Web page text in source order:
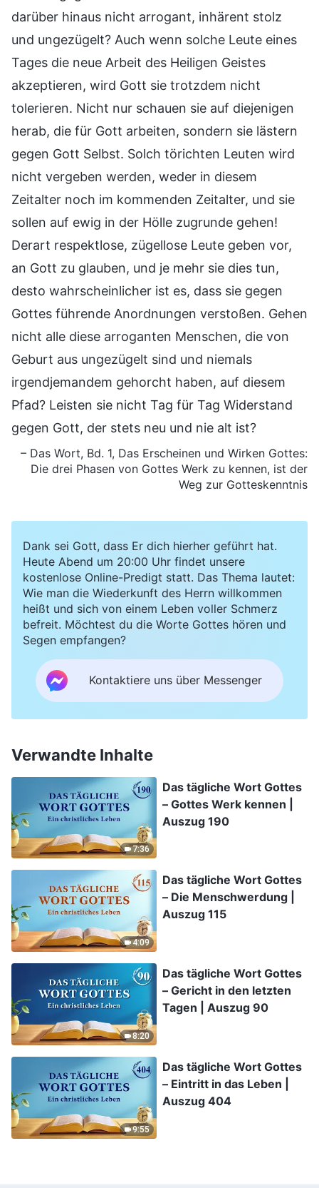
darüber hinaus nicht arrogant, inhärent stolz
und ungezügelt? Auch wenn solche Leute eines
Tages die neue Arbeit des Heiligen Geistes
akzeptieren, wird Gott sie trotzdem nicht
tolerieren. Nicht nur schauen sie auf diejenigen
herab, die für Gott arbeiten, sondern sie lästern
gegen Gott Selbst. Solch törichten Leuten wird
nicht vergeben werden, weder in diesem
Zeitalter noch im kommenden Zeitalter, und sie
sollen auf ewig in der Hölle zugrunde gehen!
Derart respektlose, zügellose Leute geben vor,
an Gott zu glauben, und je mehr sie dies tun,
desto wahrscheinlicher ist es, dass sie gegen
Gottes führende Anordnungen verstoßen. Gehen
nicht alle diese arroganten Menschen, die von
Geburt aus ungezügelt sind und niemals
irgendjemandem gehorcht haben, auf diesem
Pfad? Leisten sie nicht Tag für Tag Widerstand
gegen Gott, der stets neu und nie alt ist?
– Das Wort, Bd. 1, Das Erscheinen und Wirken Gottes:
Die drei Phasen von Gottes Werk zu kennen, ist der
Weg zur Gotteskenntnis
Dank sei Gott, dass Er dich hierher geführt hat.
Heute Abend um 20:00 Uhr findet unsere
kostenlose Online-Predigt statt. Das Thema lautet:
Wie man die Wiederkunft des Herrn willkommen
heißt und sich von einem Leben voller Schmerz
befreit. Möchtest du die Worte Gottes hören und
Segen empfangen?
Kontaktiere uns über Messenger
Verwandte Inhalte
7:36
Das tägliche Wort Gottes
– Gottes Werk kennen |
Auszug 190
4:09
Das tägliche Wort Gottes
– Die Menschwerdung |
Auszug 115
8:20
Das tägliche Wort Gottes
– Gericht in den letzten
Tagen | Auszug 90
9:55
Das tägliche Wort Gottes
– Eintritt in das Leben |
Auszug 404